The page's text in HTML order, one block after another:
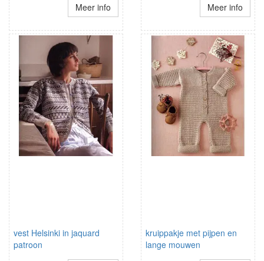
Meer info Meer info
vest Helsinki in jaquard
patroon
kruippakje met pijpen en
lange mouwen